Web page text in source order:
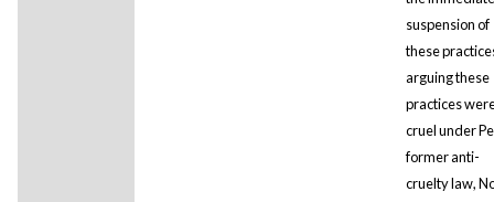
suspension of
these
arguing these
practices
cruel under
former anti-
cruelty law,